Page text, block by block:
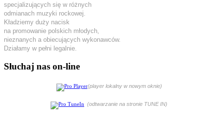
specjalizujących się w różnych
odmianach muzyki rockowej.
Kładziemy duży nacisk
na promowanie polskich młodych,
nieznanych a obiecujących wykonawców.
Działamy w pełni legalnie.
Słuchaj nas on-line
(player lokalny w nowym oknie)
(odtwarzanie na stronie TUNE IN)